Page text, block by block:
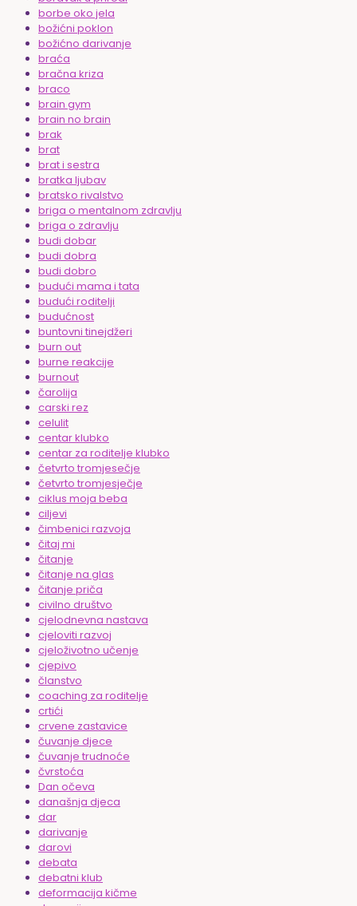
borbe oko jela
božićni poklon
božićno darivanje
braća
bračna kriza
braco
brain gym
brain no brain
brak
brat
brat i sestra
bratka ljubav
bratsko rivalstvo
briga o mentalnom zdravlju
briga o zdravlju
budi dobar
budi dobra
budi dobro
budući mama i tata
budući roditelji
budućnost
buntovni tinejdžeri
burn out
burne reakcije
burnout
čarolija
carski rez
celulit
centar klubko
centar za roditelje klubko
četvrto tromjesečje
četvrto tromjesječje
ciklus moja beba
ciljevi
čimbenici razvoja
čitaj mi
čitanje
čitanje na glas
čitanje priča
civilno društvo
cjelodnevna nastava
cjeloviti razvoj
cjeloživotno učenje
cjepivo
članstvo
coaching za roditelje
crtići
crvene zastavice
čuvanje djece
čuvanje trudnoće
čvrstoća
Dan očeva
današnja djeca
dar
darivanje
darovi
debata
debatni klub
deformacija kičme